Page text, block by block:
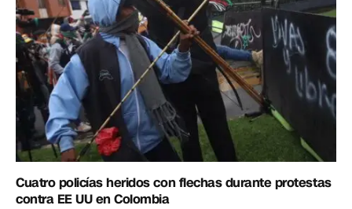
Cuatro policías heridos con flechas durante protestas
contra EE UU en Colombia